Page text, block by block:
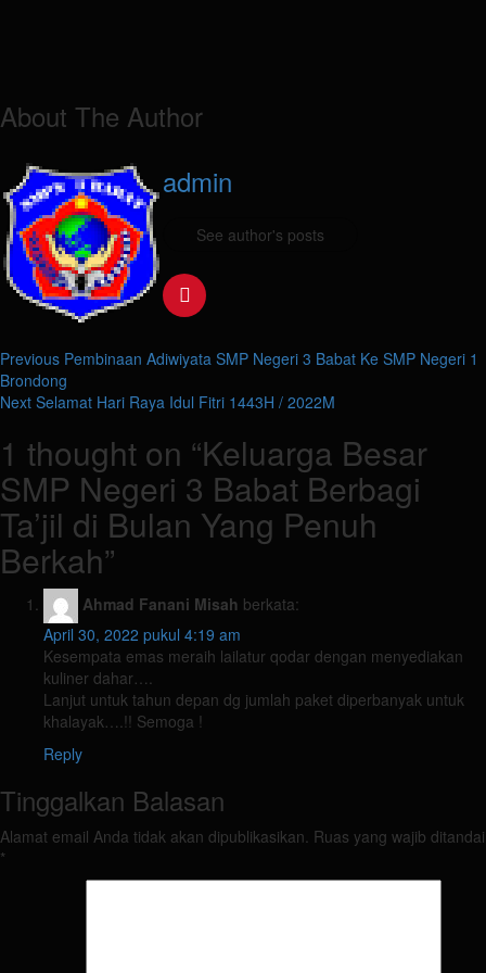
About The Author
admin
See author's posts
Post
navigation
Previous Pembinaan Adiwiyata SMP Negeri 3 Babat Ke SMP Negeri 1
Brondong
Next Selamat Hari Raya Idul Fitri 1443H / 2022M
1 thought on “Keluarga Besar
SMP Negeri 3 Babat Berbagi
Ta’jil di Bulan Yang Penuh
Berkah”
Ahmad Fanani Misah berkata:
April 30, 2022 pukul 4:19 am
Kesempata emas meraih lailatur qodar dengan menyediakan
kuliner dahar….
Lanjut untuk tahun depan dg jumlah paket diperbanyak untuk
khalayak….!! Semoga !
Reply
Tinggalkan Balasan
Alamat email Anda tidak akan dipublikasikan. Ruas yang wajib ditandai
*